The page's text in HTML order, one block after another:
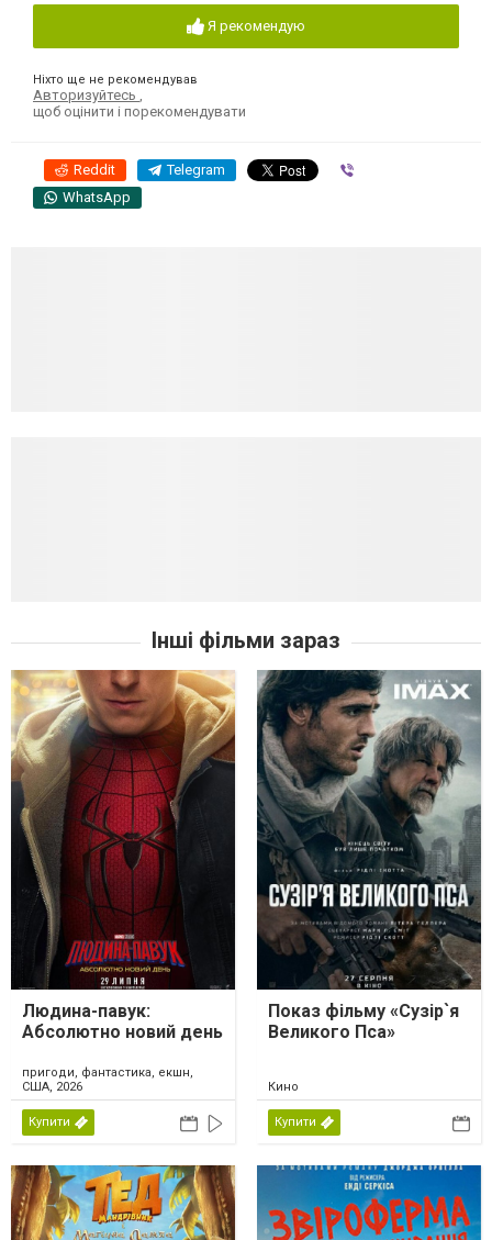
Я рекомендую
Ніхто ще не рекомендував
Авторизуйтесь ,
щоб оцінити і порекомендувати
Reddit Telegram
WhatsApp
Інші фільми зараз
Людина-павук:
Абсолютно новий день
пригоди, фантастика, екшн,
США, 2026
Купити
Показ фільму «Сузір`я
Великого Пса»
Кино
Купити